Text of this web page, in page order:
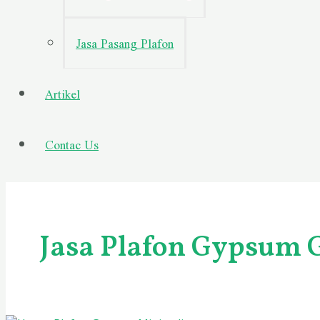
Jasa Pasang Plafon
Artikel
Contac Us
Jasa Plafon Gypsum